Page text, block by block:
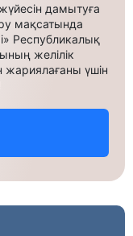
дамытуға
мақсатында
Республикалық
желілік
үшін